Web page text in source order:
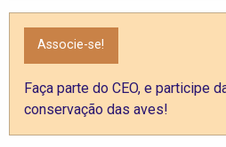
Associe-se!
Faça parte do CEO, e participe
conservação das aves!